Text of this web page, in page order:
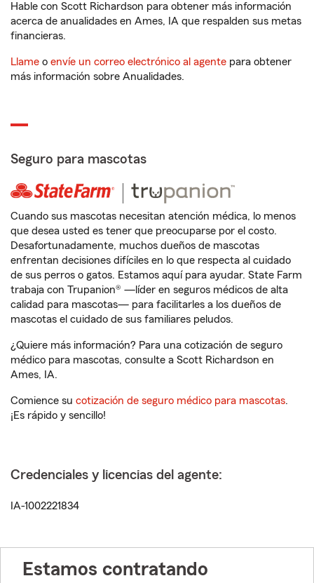
Hable con Scott Richardson para obtener más información
acerca de anualidades en Ames, IA que respalden sus metas
financieras.
Llame o envíe un correo electrónico al agente para obtener
más información sobre Anualidades.
Seguro para mascotas
Cuando sus mascotas necesitan atención médica, lo menos
que desea usted es tener que preocuparse por el costo.
Desafortunadamente, muchos dueños de mascotas
enfrentan decisiones difíciles en lo que respecta al cuidado
de sus perros o gatos. Estamos aquí para ayudar. State Farm
trabaja con Trupanion® —líder en seguros médicos de alta
calidad para mascotas— para facilitarles a los dueños de
mascotas el cuidado de sus familiares peludos.
¿Quiere más información? Para una cotización de seguro
médico para mascotas, consulte a Scott Richardson en
Ames, IA.
Comience su cotización de seguro médico para mascotas.
¡Es rápido y sencillo!
Credenciales y licencias del agente:
IA-1002221834
Estamos contratando